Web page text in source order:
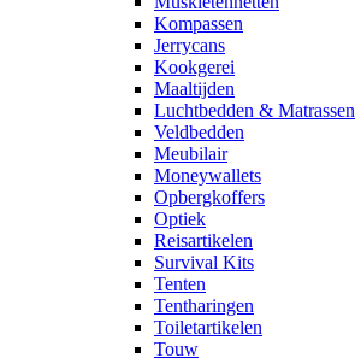
Kompassen
Jerrycans
Kookgerei
Maaltijden
Luchtbedden & Matrassen
Veldbedden
Meubilair
Moneywallets
Opbergkoffers
Optiek
Reisartikelen
Survival Kits
Tenten
Tentharingen
Toiletartikelen
Touw